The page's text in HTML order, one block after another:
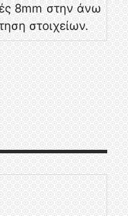
8mm στην άνω
στοιχείων.